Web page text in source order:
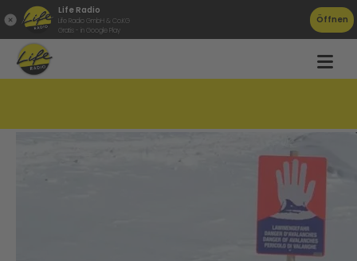
Life Radio
Life Radio GmbH & Co.KG
Gratis - in Google Play
Öffnen